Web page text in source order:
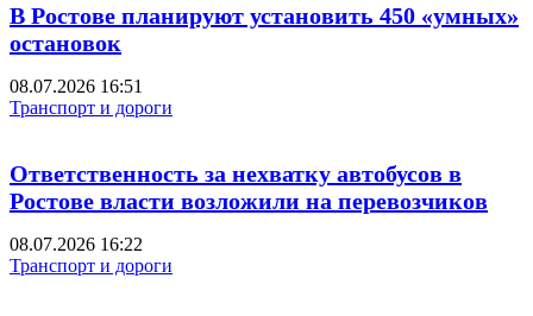
В Ростове планируют установить 450 «умных»
остановок
08.07.2026 16:51
Транспорт и дороги
Ответственность за нехватку автобусов в
Ростове власти возложили на перевозчиков
08.07.2026 16:22
Транспорт и дороги